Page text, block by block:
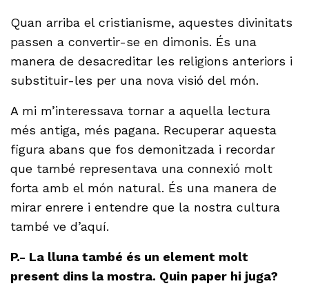
Quan arriba el cristianisme, aquestes divinitats
passen a convertir-se en dimonis. És una
manera de desacreditar les religions anteriors i
substituir-les per una nova visió del món.
A mi m’interessava tornar a aquella lectura
més antiga, més pagana. Recuperar aquesta
figura abans que fos demonitzada i recordar
que també representava una connexió molt
forta amb el món natural. És una manera de
mirar enrere i entendre que la nostra cultura
també ve d’aquí.
P.- La lluna també és un element molt
present dins la mostra. Quin paper hi juga?